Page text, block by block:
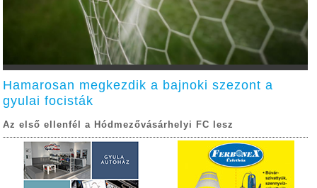
Hamarosan megkezdik a bajnoki szezont a
gyulai focisták
Az első ellenfél a Hódmezővásárhelyi FC lesz